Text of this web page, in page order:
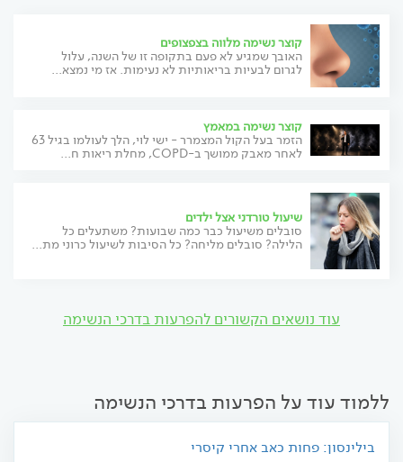
קוצר נשימה מלווה בצפצופים
האובך שמגיע לא פעם בתקופה זו של השנה, עלול
לגרום לבעיות בריאותיות לא נעימות. אז מי נמצא...
קוצר נשימה במאמץ
הזמר בעל הקול המצמרר - ישי לוי, הלך לעולמו בגיל 63
לאחר מאבק ממושך ב-COPD, מחלת ריאות ח...
שיעול טורדני אצל ילדים
סובלים משיעול כבר כמה שבועות? משתעלים כל
הלילה? סובלים מליחה? כל הסיבות לשיעול כרוני מת...
עוד נושאים הקשורים להפרעות בדרכי הנשימה
ללמוד עוד על הפרעות בדרכי הנשימה
בילינסון: פחות כאב אחרי קיסרי